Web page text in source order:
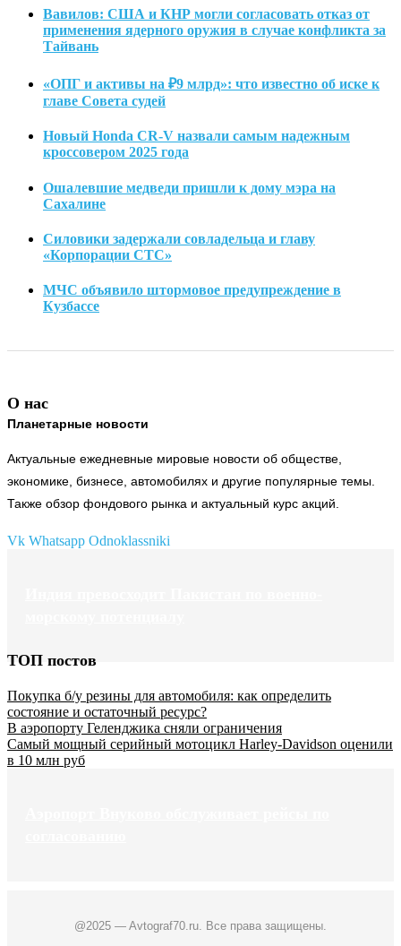
Вавилов: США и КНР могли согласовать отказ от
применения ядерного оружия в случае конфликта за
Тайвань
«ОПГ и активы на ₽9 млрд»: что известно об иске к
главе Совета судей
Новый Honda CR-V назвали самым надежным
кроссовером 2025 года
Ошалевшие медведи пришли к дому мэра на
Сахалине
Силовики задержали совладельца и главу
«Корпорации СТС»
МЧС объявило штормовое предупреждение в
Кузбассе
О нас
Планетарные новости
Актуальные ежедневные мировые новости об обществе,
экономике, бизнесе, автомобилях и другие популярные темы.
Также обзор фондового рынка и актуальный курс акций.
Vk Whatsapp Odnoklassniki
ТОП постов
Покупка б/у резины для автомобиля: как определить
состояние и остаточный ресурс?
В аэропорту Геленджика сняли ограничения
Самый мощный серийный мотоцикл Harley-Davidson оценили
в 10 млн руб
@2025 — Avtograf70.ru. Все права защищены.